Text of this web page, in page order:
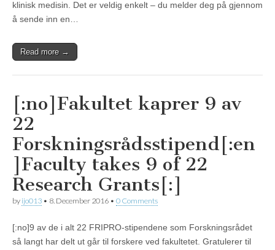
klinisk medisin. Det er veldig enkelt – du melder deg på gjennom
å sende inn en…
Read more →
[:no]Fakultet kaprer 9 av
22
Forskningsrådsstipend[:en
]Faculty takes 9 of 22
Research Grants[:]
by ijo013 • 8. December 2016 • 0 Comments
[:no]9 av de i alt 22 FRIPRO-stipendene som Forskningsrådet
så langt har delt ut går til forskere ved fakultetet. Gratulerer til